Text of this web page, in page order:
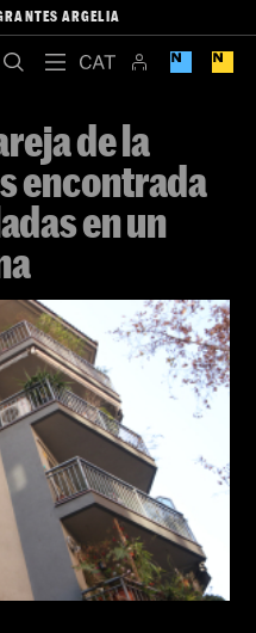
ARGELIA
de la
encontrada
en un